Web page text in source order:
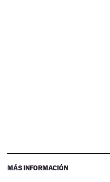
MÁS INFORMACIÓN